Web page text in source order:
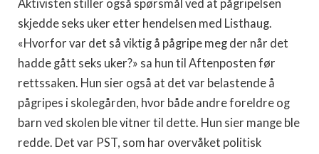
Aktivisten stiller også spørsmål ved at pågripelsen
skjedde seks uker etter hendelsen med Listhaug.
«Hvorfor var det så viktig å pågripe meg der når det
hadde gått seks uker?» sa hun til Aftenposten før
rettssaken. Hun sier også at det var belastende å
pågripes i skolegården, hvor både andre foreldre og
barn ved skolen ble vitner til dette. Hun sier mange ble
redde. Det var PST, som har overvåket politisk